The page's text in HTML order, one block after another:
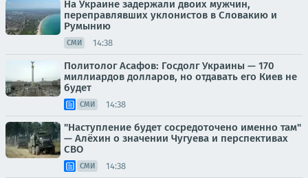
На Украине задержали двоих мужчин,
переправлявших уклонистов в Словакию и
Румынию
СМИ 14:38
Политолог Асафов: Госдолг Украины — 170
миллиардов долларов, но отдавать его Киев не
будет
СМИ 14:38
"Наступление будет сосредоточено именно там"
— Алёхин о значении Чугуева и перспективах
СВО
СМИ 14:38